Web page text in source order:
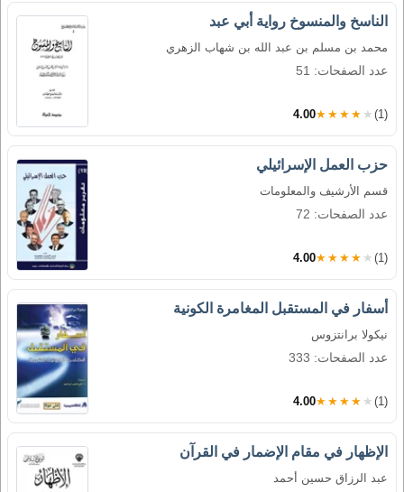
الناسخ والمنسوخ رواية أبي عبد
محمد بن مسلم بن عبد الله بن شهاب الزهري
عدد الصفحات: 51
4.00★★★★★ (1)
حزب العمل الإسرائيلي
قسم الأرشيف والمعلومات
عدد الصفحات: 72
4.00★★★★★ (1)
أسفار في المستقبل المغامرة الكونية
نيكولا برانتزوس
عدد الصفحات: 333
4.00★★★★★ (1)
الإظهار في مقام الإضمار في القرآن
عبد الرزاق حسين أحمد